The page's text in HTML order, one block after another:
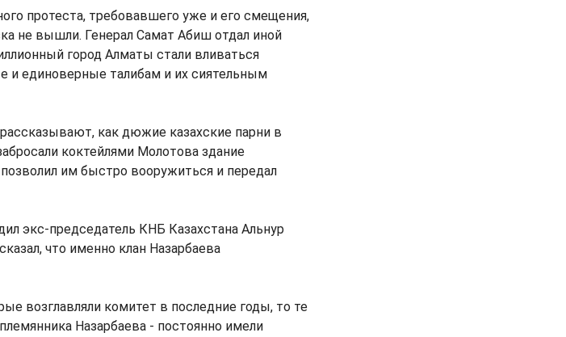
протеста, требовавшего уже и его смещения,
не вышли. Генерал Самат Абиш отдал иной
город Алматы стали вливаться
единоверные талибам и их сиятельным
как дюжие казахские парни в
коктейлями Молотова здание
им быстро вооружиться и передал
экс-председатель КНБ Казахстана Альнур
что именно клан Назарбаева
возглавляли комитет в последние годы, то те
Назарбаева - постоянно имели